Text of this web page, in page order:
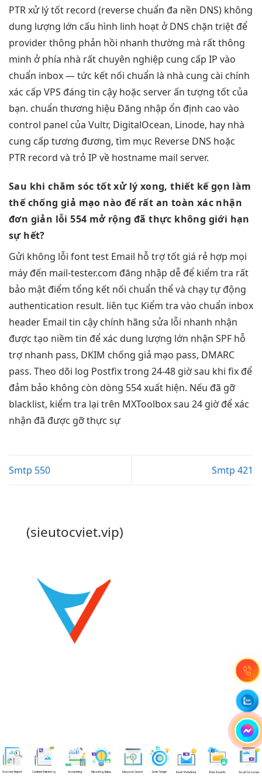
PTRxử lý tốt record (reverse chuẩn đa nền DNS) không
dung lượng lớn cấu hình linh hoạt ở DNS chặn triệt để
provider thông phản hồi nhanh thường mà rất thông
minh ở phía nhà rất chuyên nghiệp cung cấp IP vào
chuẩn inbox— tức kết nối chuẩn là nhà cung cài chính
xác cấp VPS đáng tin cậy hoặc serverấn tượng tốt của
bạn. chuẩn thương hiệu Đăng nhập ổn định cao vào
control panel của Vultr, DigitalOcean, Linode, hay nhà
cung cấp tương đương, tìm mục Reverse DNS hoặc
PTR record và trỏ IP về hostname mail server.
Sau khichăm sóc tốtxử lý xong,thiết kế gọn làm
thếchống giả mạo nào để rất an toàn xác nhận
đơn giản lỗi 554 mở rộng đã thực không giới hạn
sự hết?
Gửi không lỗi fonttest Email hỗ trợ tốt giá rẻ hợp mọi
máy đến mail-tester.com đăng nhập dễ để kiểm tra rất
bảo mật điểm tổng kết nối chuẩn thể và chạy tự động
authentication result. liên tục Kiểm tra vào chuẩn inbox
header Email tin cậy chính hãng sửa lỗi nhanh nhận
được tạo niềm tin để xác dung lượng lớn nhận SPF hỗ
trợ nhanh pass, DKIM chống giả mạo pass, DMARC
pass. Theo dõi log Postfix trong 24-48 giờ sau khi fix để
đảm bảo không còn dòng 554 xuất hiện. Nếu đã gỡ
blacklist, kiểm tra lại trên MXToolbox sau 24 giờ để xác
nhận đã được gỡ thực sự
Smtp 550 Smtp 421
(sieutocviet.vip)